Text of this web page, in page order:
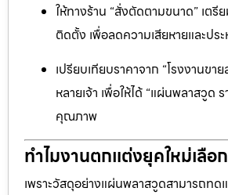
ให้ทางร้าน “สั่งตัดตามขนาด” เต
ติดตั้ง เพื่อลดความเสียหายและประ
เปรียบเทียบราคาจาก “โรงงานข
หลายเจ้า เพื่อให้ได้ “แผ่นพลาสวูด
คุณภาพ
ทำไมงานตกแต่งยุคใหม่เลือ
เพราะวัสดุอย่างแผ่นพลาสวูดสามารถทด